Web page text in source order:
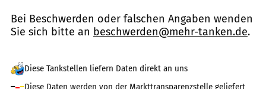
Bei Beschwerden oder falschen Angaben wenden
Sie sich bitte an beschwerden@mehr-tanken.de.
Diese Tankstellen liefern Daten direkt an uns
Diese Daten werden von der Markttransparenzstelle geliefert